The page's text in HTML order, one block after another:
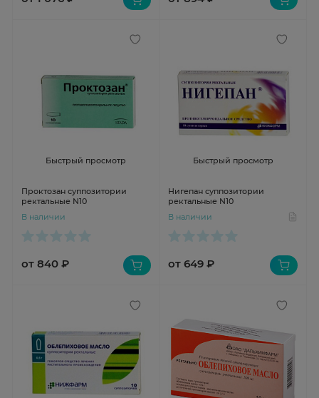
Быстрый просмотр
Проктозан суппозитории
ректальные N10
В наличии
от 840 ₽
Быстрый просмотр
Нигепан суппозитории
ректальные N10
В наличии
от 649 ₽